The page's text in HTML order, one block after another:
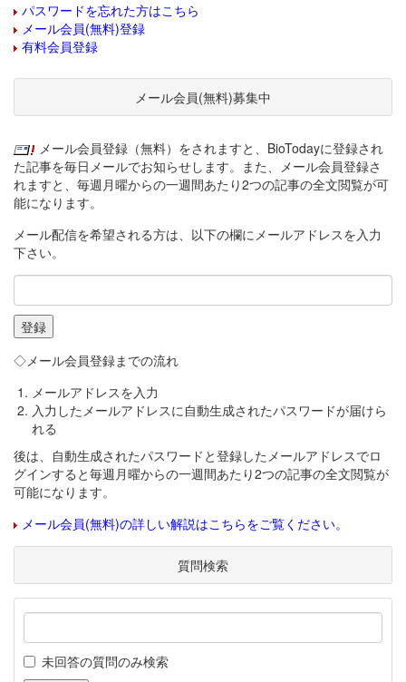
パスワードを忘れた方はこちら
メール会員(無料)登録
有料会員登録
メール会員(無料)募集中
メール会員登録（無料）をされますと、BioTodayに登録され
た記事を毎日メールでお知らせします。また、メール会員登録さ
れますと、毎週月曜からの一週間あたり2つの記事の全文閲覧が可
能になります。
メール配信を希望される方は、以下の欄にメールアドレスを入力
下さい。
◇メール会員登録までの流れ
メールアドレスを入力
入力したメールアドレスに自動生成されたパスワードが届けら
れる
後は、自動生成されたパスワードと登録したメールアドレスでロ
グインすると毎週月曜からの一週間あたり2つの記事の全文閲覧が
可能になります。
メール会員(無料)の詳しい解説はこちらをご覧ください。
質問検索
未回答の質問のみ検索